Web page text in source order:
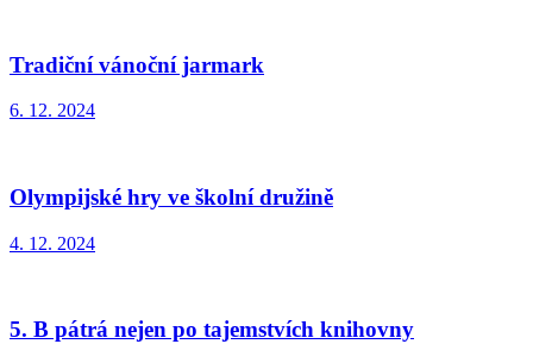
Tradiční vánoční jarmark
6. 12. 2024
Olympijské hry ve školní družině
4. 12. 2024
5. B pátrá nejen po tajemstvích knihovny